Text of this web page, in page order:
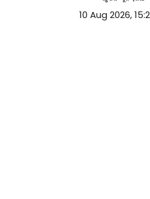
10 Aug 2026,